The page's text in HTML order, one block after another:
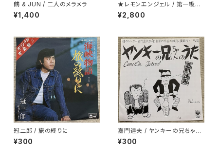
鶴 & JUN / 二人のメラメラ
¥1,400
★レモンエンジェル / 第一級恋
愛罪
¥2,800
冠二郎 / 旅の終りに
¥300
嘉門達夫 / ヤンキーの兄ちゃん
のうた
¥300